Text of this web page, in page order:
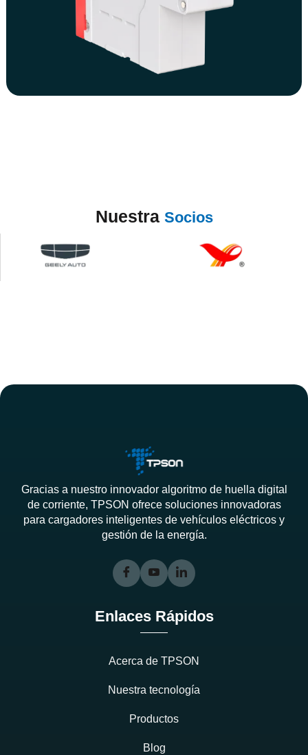
Nuestra Socios
Gracias a nuestro innovador algoritmo de huella digital
de corriente, TPSON ofrece soluciones innovadoras
para cargadores inteligentes de vehículos eléctricos y
gestión de la energía.
Enlaces Rápidos
Acerca de TPSON
Nuestra tecnología
Productos
Blog